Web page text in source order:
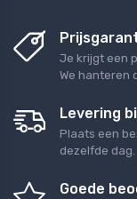
Je krijgt een
We hanteren
Levering
Plaats een
dezelfde dag.
Goede